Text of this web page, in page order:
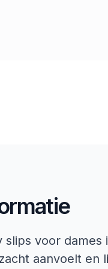
slips voor
aanvoelt